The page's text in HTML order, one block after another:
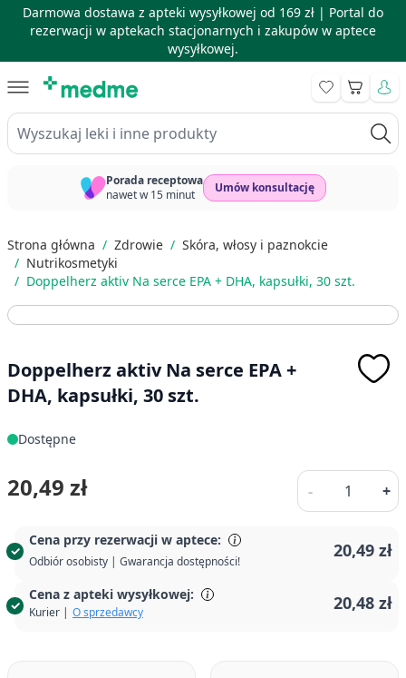
Darmowa dostawa z apteki wysyłkowej od 169 zł | Portal do
rezerwacji w aptekach stacjonarnych i zakupów w aptece
wysyłkowej.
Wyszukaj leki i inne produkty
Koszyk
Porada receptowa
nawet w 15 minut
Umów konsultację
Strona główna / Zdrowie / Skóra, włosy i paznokcie
/ Nutrikosmetyki
/ Doppelherz aktiv Na serce EPA + DHA, kapsułki, 30 szt.
Doppelherz aktiv Na serce EPA +
DHA, kapsułki, 30 szt.
Dostępne
Cena przy rezerwacji w aptece:
Odbiór osobisty | Gwarancja dostępności!
20,49 zł
Cena z apteki wysyłkowej:
Kurier | O sprzedawcy 20,48 zł
20,49 zł -
Ilość
+